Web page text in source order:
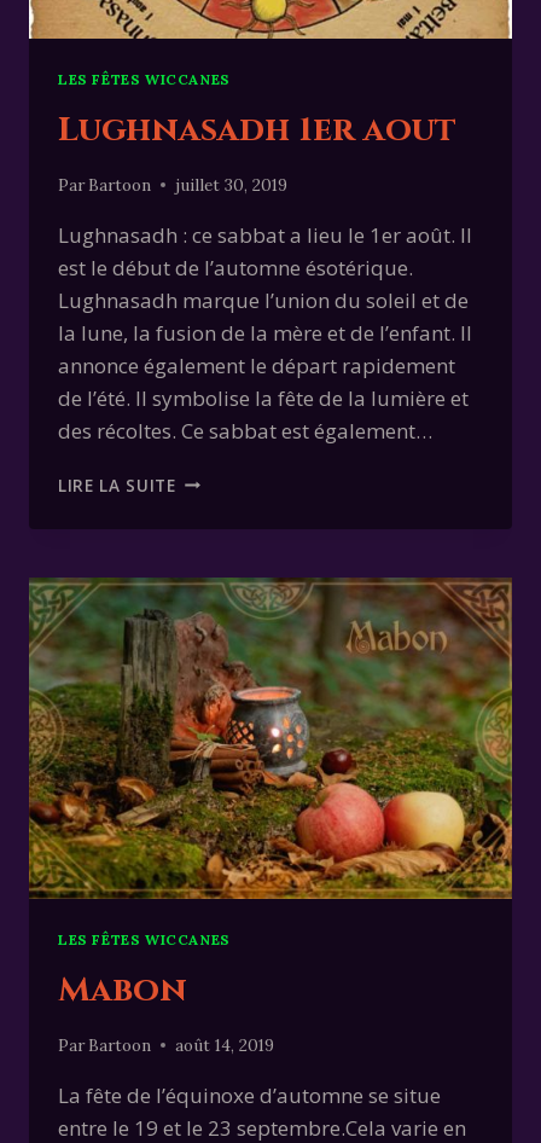
LES FÊTES WICCANES
Lughnasadh 1er aout
Par Bartoon juillet 30, 2019
Lughnasadh : ce sabbat a lieu le 1er août. Il
est le début de l’automne ésotérique.
Lughnasadh marque l’union du soleil et de
la lune, la fusion de la mère et de l’enfant. Il
annonce également le départ rapidement
de l’été. Il symbolise la fête de la lumière et
des récoltes. Ce sabbat est également…
LIRE LA SUITELUGHNASADH
AOUT
LES FÊTES WICCANES
Mabon
Par Bartoon août 14, 2019
La fête de l’équinoxe d’automne se situe
entre le 19 et le 23 septembre.Cela varie en